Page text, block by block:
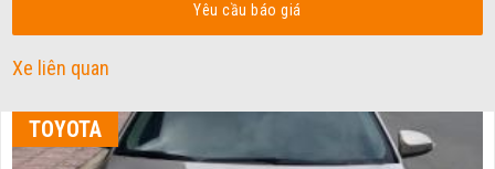
Yêu cầu báo giá
Xe liên quan
TOYOTA